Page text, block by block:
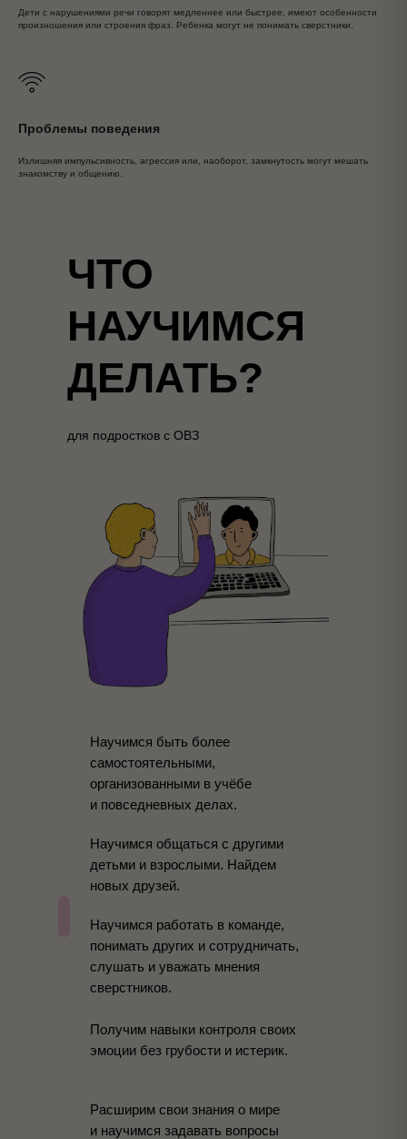
Дети с нарушениями речи говорят медленнее или быстрее, имеют особенности
произношения или строения фраз. Ребенка могут не понимать сверстники.
Проблемы поведения
Излишняя импульсивность, агрессия или, наоборот, замкнутость могут мешать
знакомству и общению.
ЧТО
НАУЧИМСЯ
ДЕЛАТЬ?
Расширим свои знания о мире
и научимся задавать вопросы
для подростков с ОВЗ
Получим навыки контроля своих
эмоции без грубости и истерик.
Научимся быть более
самостоятельными,
организованными в учёбе
и повседневных делах.
Научимся общаться с другими
детьми и взрослыми. Найдем
новых друзей.
Научимся работать в команде,
понимать других и сотрудничать,
слушать и уважать мнения
сверстников.